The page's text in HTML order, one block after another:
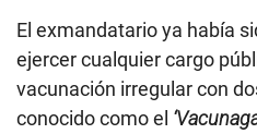
El exmandatario ya había
ejercer cualquier cargo
vacunación irregular con
conocido como el